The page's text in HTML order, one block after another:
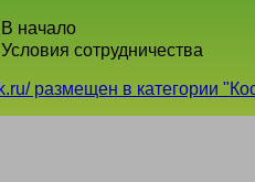
В начало
Условия сотрудничества